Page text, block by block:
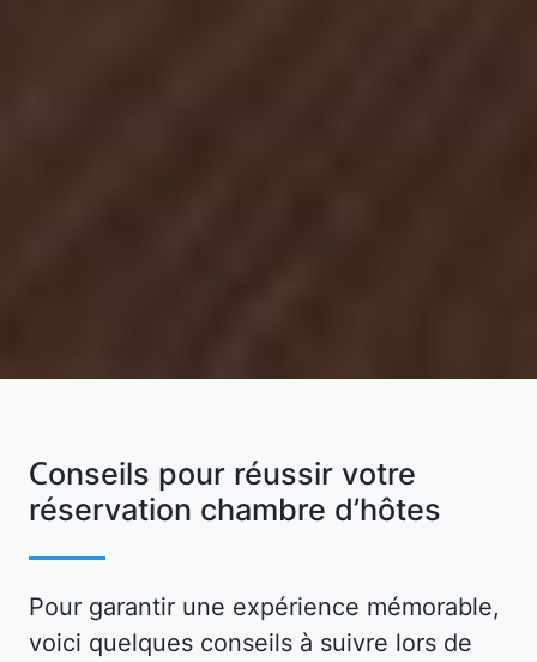
Conseils pour réussir votre
réservation chambre d’hôtes
Pour garantir une expérience mémorable,
voici quelques conseils à suivre lors de